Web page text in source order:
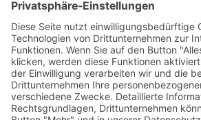
Das Projekt zur Implementierung der
Ansprechstellen für Arbeitgeber
Hessen wird gefördert aus Mitteln
Integrationsamtes. Das Projekt
des Hessischen Ministeriums für
Jugend und Soziales von der
Bildungswerks der Hessischen
durchgeführt.